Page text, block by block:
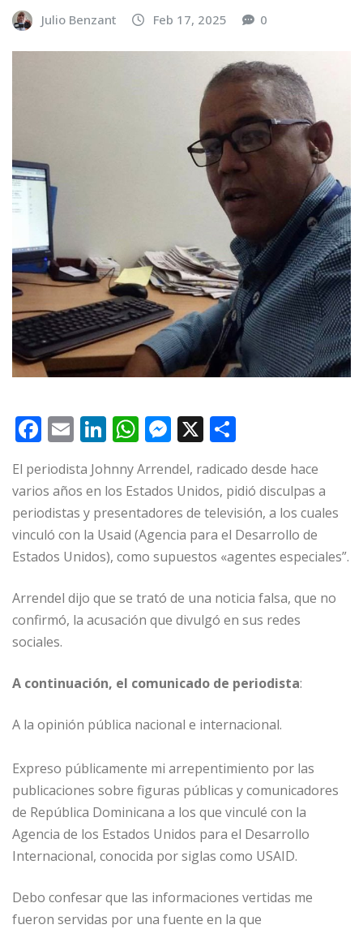
Julio Benzant Feb 17, 2025 0
F
a
c
e
b
o
o
k
E
m
ai
l
Li
k
e
dI
n
W
h
at
s
A
p
M
e
ss
e
n
g
e
r
X
o
m
p
ar
ti
r
El periodista Johnny Arrendel, radicado desde hace
varios años en los Estados Unidos, pidió disculpas a
periodistas y presentadores de televisión, a los cuales
vinculó con la Usaid (Agencia para el Desarrollo de
Estados Unidos), como supuestos «agentes especiales”.
Arrendel dijo que se trató de una noticia falsa, que no
confirmó, la acusación que divulgó en sus redes
sociales.
A continuación, el comunicado de periodista:
A la opinión pública nacional e internacional.
Expreso públicamente mi arrepentimiento por las
publicaciones sobre figuras públicas y comunicadores
de República Dominicana a los que vinculé con la
Agencia de los Estados Unidos para el Desarrollo
Internacional, conocida por siglas como USAID.
Debo confesar que las informaciones vertidas me
fueron servidas por una fuente en la que